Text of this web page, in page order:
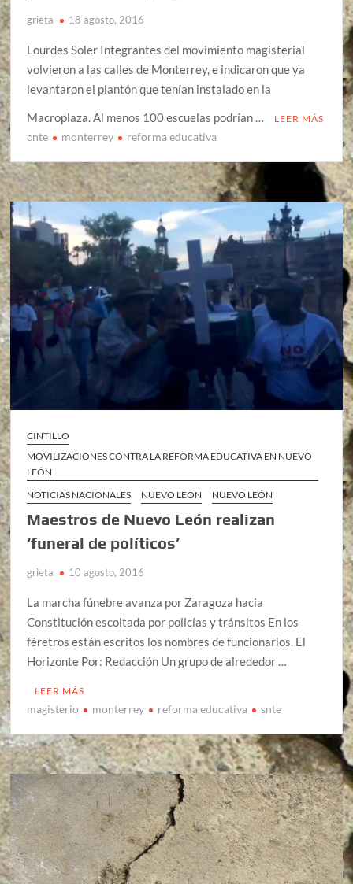
grieta 18 agosto, 2016
Lourdes Soler Integrantes del movimiento magisterial
volvieron a las calles de Monterrey, e indicaron que ya
levantaron el plantón que tenían instalado en la
Macroplaza. Al menos 100 escuelas podrían …
LEER MÁS
cnte monterrey reforma educativa
CINTILLO
MOVILIZACIONES CONTRA LA REFORMA EDUCATIVA EN NUEVO
LEÓN
NOTICIAS NACIONALES
NUEVO LEON NUEVO LEÓN
Maestros de Nuevo León realizan
‘funeral de políticos’
grieta 10 agosto, 2016
La marcha fúnebre avanza por Zaragoza hacia
Constitución escoltada por policías y tránsitos En los
féretros están escritos los nombres de funcionarios. El
Horizonte Por: Redacción Un grupo de alrededor …
LEER MÁS
magisterio monterrey reforma educativa snte